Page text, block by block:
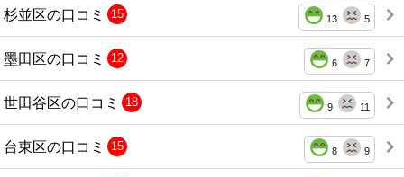
杉並区の口コミ 13 5
15
墨田区の口コミ 6 7
12
世田谷区の口コミ 9 11
18
台東区の口コミ 8 9
15